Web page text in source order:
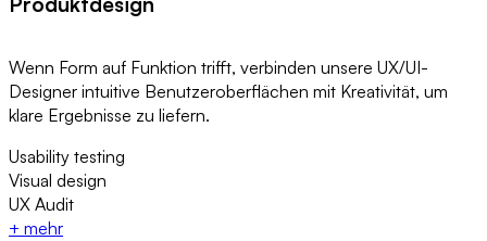
Wenn Form auf Funktion trifft, verbinden unsere UX/UI-
Designer intuitive Benutzeroberflächen mit Kreativität, um
klare Ergebnisse zu liefern.
Usability testing
Visual design
UX Audit
+ mehr